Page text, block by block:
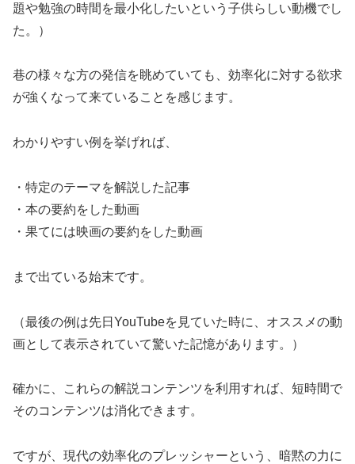
題や勉強の時間を最小化したいという子供らしい動機でし
た。）
巷の様々な方の発信を眺めていても、効率化に対する欲求
が強くなって来ていることを感じます。
わかりやすい例を挙げれば、
・特定のテーマを解説した記事
・本の要約をした動画
・果てには映画の要約をした動画
まで出ている始末です。
（最後の例は先日YouTubeを見ていた時に、オススメの動
画として表示されていて驚いた記憶があります。）
確かに、これらの解説コンテンツを利用すれば、短時間で
そのコンテンツは消化できます。
ですが、現代の効率化のプレッシャーという、暗黙の力に